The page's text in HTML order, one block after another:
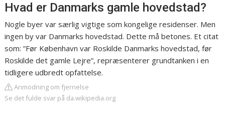
Hvad er Danmarks gamle hovedstad?
Nogle byer var særlig vigtige som kongelige residenser. Men
ingen by var Danmarks hovedstad. Dette må betones. Et citat
som: ”Før København var Roskilde Danmarks hovedstad, før
Roskilde det gamle Lejre”, repræsenterer grundtanken i en
tidligere udbredt opfattelse.
Anmodning om fjernelse
Se det fulde svar på da.wikipedia.org